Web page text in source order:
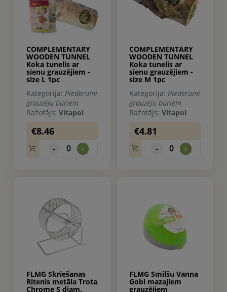
COMPLEMENTARY
WOODEN TUNNEL
Koka tunelis ar
sienu grauzējiem -
size L 1pc
Kategorija: Piederumi
grauzēju būriem
Ražotājs: Vitapol
€8.46
- 0 +
COMPLEMENTARY
WOODEN TUNNEL
Koka tunelis ar
sienu grauzējiem -
size M 1pc
Kategorija: Piederumi
grauzēju būriem
Ražotājs: Vitapol
€4.81
- 0 +
FLMG Skriešanas
Ritenis metāla Trota
Chrome S diam.
FLMG Smilšu Vanna
Gobi mazajiem
grauzējiem